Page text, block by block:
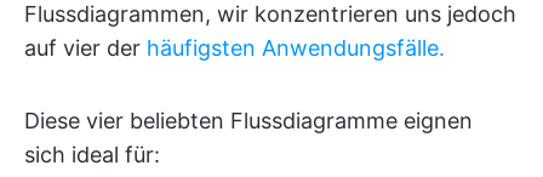
Flussdiagrammen, wir konzentrieren uns jedoch
auf vier der häufigsten Anwendungsfälle.
Diese vier beliebten Flussdiagramme eignen
sich ideal für: